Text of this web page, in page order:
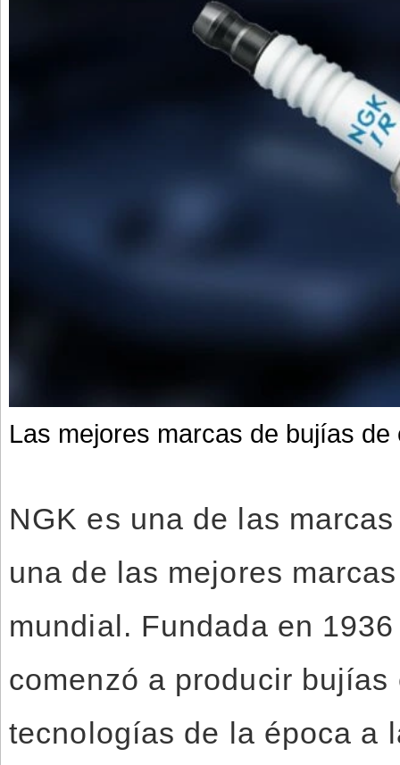
Las mejores marcas de bujías
NGK es una de las
una de las mejores
mundial. Fundada en
comenzó a producir
tecnologías de la época a